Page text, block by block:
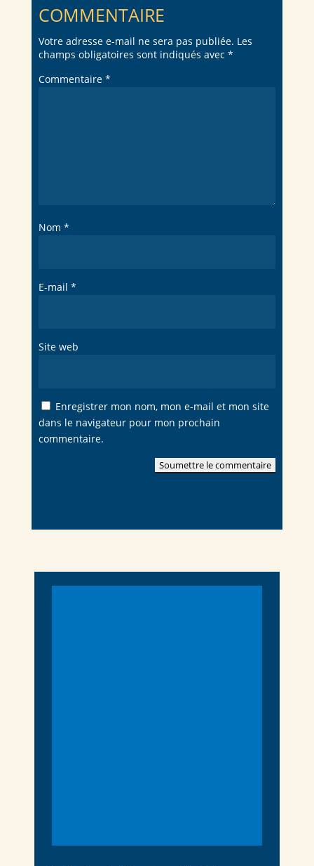
COMMENTAIRE
Votre adresse e-mail ne sera pas publiée. Les
champs obligatoires sont indiqués avec *
Commentaire *
Nom *
E-mail *
Site web
Enregistrer mon nom, mon e-mail et mon site
dans le navigateur pour mon prochain
commentaire.
Soumettre le commentaire